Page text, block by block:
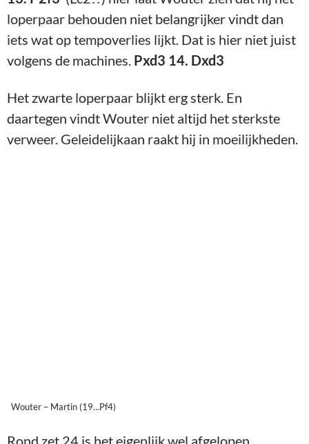
loperpaar behouden niet belangrijker vindt dan
iets wat op tempoverlies lijkt. Dat is hier niet juist
volgens de machines. Pxd3 14. Dxd3
Het zwarte loperpaar blijkt erg sterk. En
daartegen vindt Wouter niet altijd het sterkste
verweer. Geleidelijkaan raakt hij in moeilijkheden.
Wouter – Martin (19…Pf4)
Rond zet 24 is het eigenlijk wel afgelopen.